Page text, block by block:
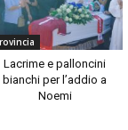
Lacrime e palloncini
bianchi per l’addio a
Noemi